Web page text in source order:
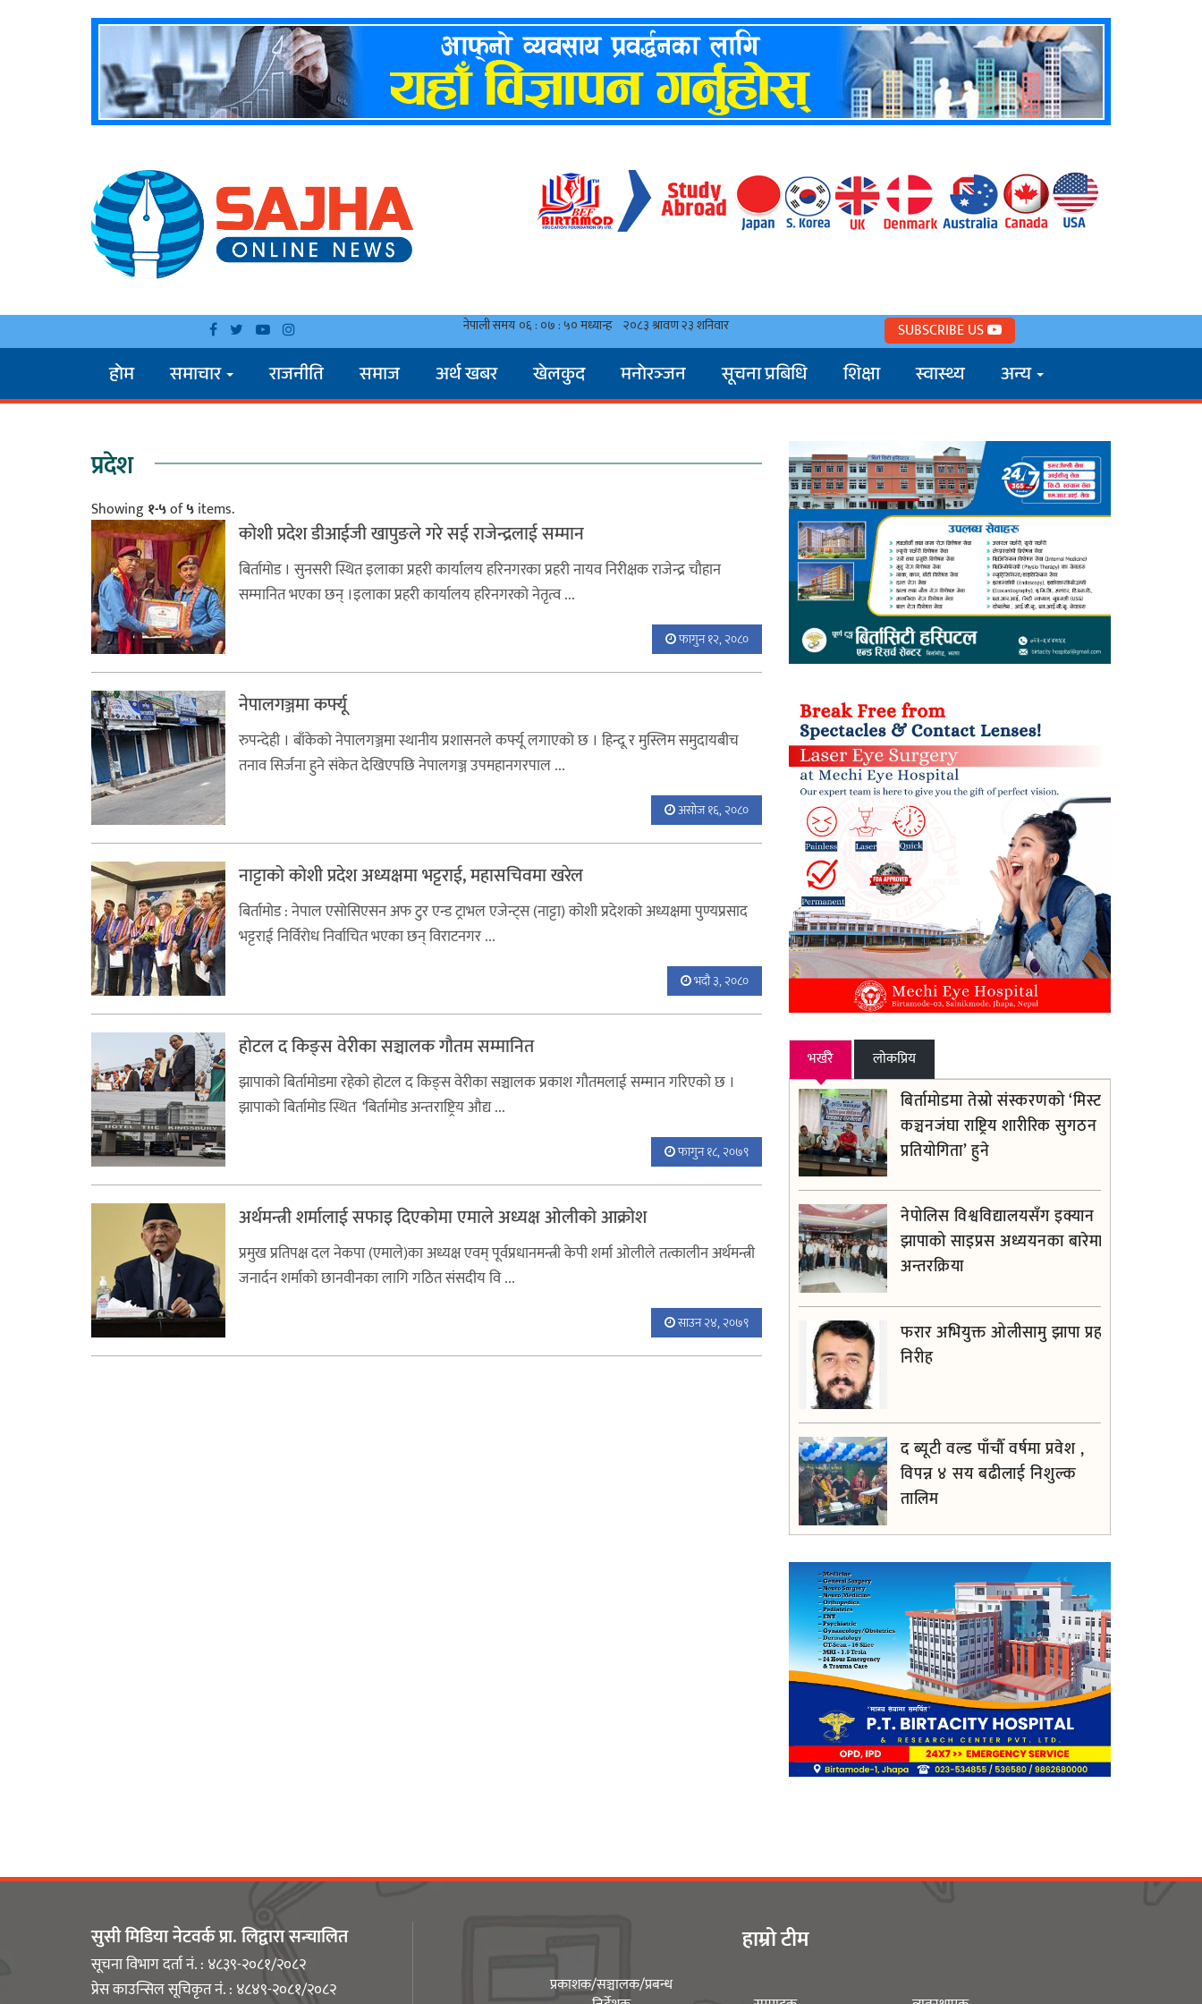
SUBSCRIBE US
होम समाचार राजनीति समाज अर्थ खबर खेलकुद मनाेरञ्जन सूचना प्रबिधि शिक्षा स्वास्थ्य अन्य
प्रदेश
Showing१-५of५items.
फागुन १२, २०८०
कोशी प्रदेश डीआईजी खापुङले गरे सई राजेन्द्रलाई सम्मान
बिर्तामोड । सुनसरी स्थित इलाका प्रहरी कार्यालय हरिनगरका प्रहरी नायव निरीक्षक राजेन्द्र चौहान
सम्मानित भएका छन् ।इलाका प्रहरी कार्यालय हरिनगरको नेतृत्व ...
असोज १६, २०८०
नेपालगञ्जमा कर्फ्यू
रुपन्देही । बाँकेको नेपालगञ्जमा स्थानीय प्रशासनले कर्फ्यू लगाएको छ । हिन्दू र मुस्लिम समुदायबीच
तनाव सिर्जना हुने संकेत देखिएपछि नेपालगञ्ज उपमहानगरपाल ...
भदौ ३, २०८०
नाट्टाको कोशी प्रदेश अध्यक्षमा भट्टराई, महासचिवमा खरेल
बिर्तामोड : नेपाल एसोसिएसन अफ टुर एन्ड ट्राभल एजेन्ट्स (नाट्टा) कोशी प्रदेशको अध्यक्षमा पुण्यप्रसाद
भट्टराई निर्विरोध निर्वाचित भएका छन् विराटनगर ...
फागुन १८, २०७९
होटल द किङ्स वेरीका सञ्चालक गौतम सम्मानित
झापाको बिर्तामोडमा रहेको होटल द किङ्स वेरीका सञ्चालक प्रकाश गौतमलाई सम्मान गरिएको छ ।
झापाको बिर्तामोड स्थित ‘बिर्तामोड अन्तराष्ट्रिय औद्य ...
साउन २४, २०७९
अर्थमन्त्री शर्मालाई सफाइ दिएकोमा एमाले अध्यक्ष ओलीको आक्रोश
प्रमुख प्रतिपक्ष दल नेकपा (एमाले)का अध्यक्ष एवम् पूर्वप्रधानमन्त्री केपी शर्मा ओलीले तत्कालीन अर्थमन्त्री
जनार्दन शर्माको छानवीनका लागि गठित संसदीय वि ...
भर्खरै लाेकप्रिय
बिर्तामोडमा तेस्रो संस्करणको ‘मिस्टर
कञ्चनजंघा राष्ट्रिय शारीरिक सुगठन
प्रतियोगिता’ हुने
नेपोलिस विश्वविद्यालयसँग इक्यान
झापाको साइप्रस अध्ययनका बारेमा
अन्तरक्रिया
फरार अभियुक्त ओलीसामु झापा प्रहरी
निरीह
द ब्यूटी वल्ड पाँचौँ वर्षमा प्रवेश ,
विपन्न ४ सय बढीलाई निशुल्क
तालिम
अडान झापाको २१औँ स्थापना
दिवसमा पेशागत गुणस्तर र बदलिँदो
भूमिकामाथि अन्तरक्रिया
आगलागीबाट प्रभावित शेयर
सदस्यलाई सहाराले उपलब्ध गरायाे
राहत
सुसी मिडिया नेटवर्क प्रा. लिद्वारा सन्चालित
सूचना विभाग दर्ता नं. : ४८३९-२०८१/२०८२
प्रेस काउन्सिल सूचिकृत नं. : ४८४९-२०८१/२०८२
हाम्रो टीम
प्रकाशक/सञ्चालक/प्रबन्ध